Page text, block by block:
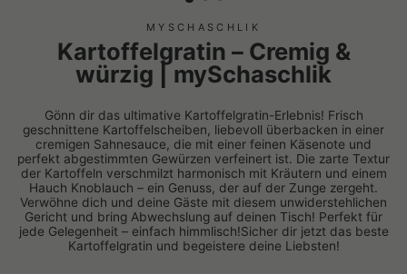
MYSCHASCHLIK
Kartoffelgratin – Cremig &
würzig | mySchaschlik
Gönn dir das ultimative Kartoffelgratin-Erlebnis! Frisch
geschnittene Kartoffelscheiben, liebevoll überbacken in einer
cremigen Sahnesauce, die mit einer feinen Käsenote und
perfekt abgestimmten Gewürzen verfeinert ist. Die zarte Textur
der Kartoffeln verschmilzt harmonisch mit Kräutern und einem
Hauch Knoblauch – ein Genuss, der auf der Zunge zergeht.
Verwöhne dich und deine Gäste mit diesem unwiderstehlichen
Gericht und bring Abwechslung auf deinen Tisch! Perfekt für
jede Gelegenheit – einfach himmlisch!Sicher dir jetzt das beste
Kartoffelgratin und begeistere deine Liebsten!